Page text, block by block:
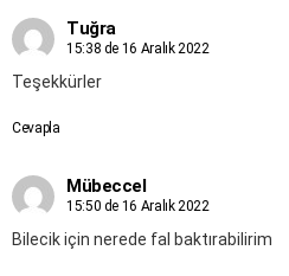
Tuğra
15:38 de 16 Aralık 2022
Teşekkürler
Cevapla
Mübeccel
15:50 de 16 Aralık 2022
Bilecik için nerede fal baktırabilirim